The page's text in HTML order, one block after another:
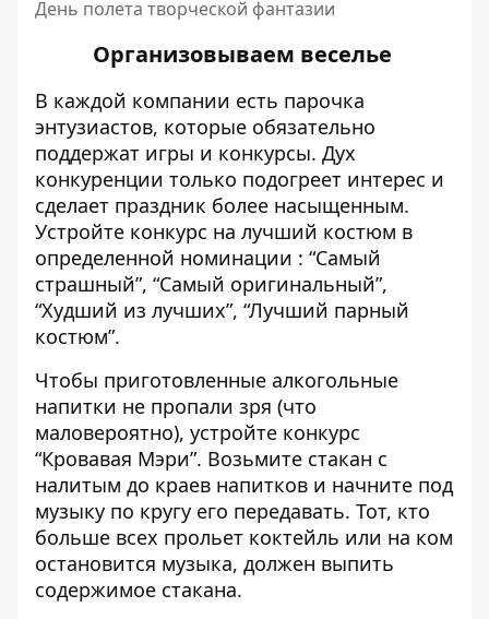
День полета творческой фантазии
Организовываем веселье
В каждой компании есть парочка
энтузиастов, которые обязательно
поддержат игры и конкурсы. Дух
конкуренции только подогреет интерес и
сделает праздник более насыщенным.
Устройте конкурс на лучший костюм в
определенной номинации : “Самый
страшный”, “Самый оригинальный”,
“Худший из лучших”, “Лучший парный
костюм”.
Чтобы приготовленные алкогольные
напитки не пропали зря (что
маловероятно), устройте конкурс
“Кровавая Мэри”. Возьмите стакан с
налитым до краев напитков и начните под
музыку по кругу его передавать. Тот, кто
больше всех прольет коктейль или на ком
остановится музыка, должен выпить
содержимое стакана.